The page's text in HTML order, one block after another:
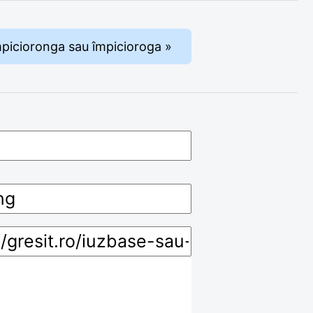
sau împicioroga »